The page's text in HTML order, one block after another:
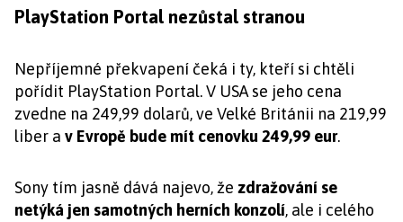
PlayStation Portal nezůstal stranou
Nepříjemné překvapení čeká i ty, kteří si chtěli
pořídit PlayStation Portal. V USA se jeho cena
zvedne na 249,99 dolarů, ve Velké Británii na 219,99
liber a v Evropě bude mít cenovku 249,99 eur.
Sony tím jasně dává najevo, že zdražování se
netýká jen samotných herních konzolí, ale i celého